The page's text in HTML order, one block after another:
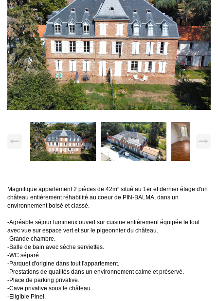
Magnifique appartement 2 pièces de 42m² situé au 1er et dernier étage d'un
château entièrement réhabilité au coeur de PIN-BALMA, dans un
environnement boisé et classé.
-Agréable séjour lumineux ouvert sur cuisine entièrement équipée le tout
avec vue sur espace vert et sur le pigeonnier du château.
-Grande chambre.
-Salle de bain avec sèche serviettes.
-WC séparé.
-Parquet d'origine dans tout l'appartement.
-Prestations de qualités dans un environnement calme et préservé.
-Place de parking privative.
-Cave privative sous le château.
-Eligible Pinel.